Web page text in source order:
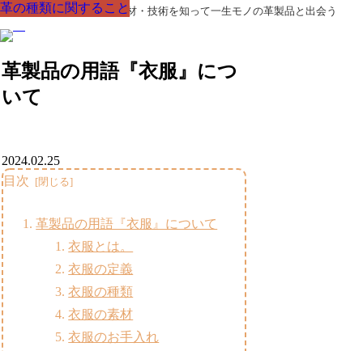
革製品の部品の呼び名・素材・技術を知って一生モノの革製品と出会う
革製品の用語『衣服』につ
いて
革の種類に関すること
2024.02.25
目次
革製品の用語『衣服』について
衣服とは。
衣服の定義
衣服の種類
衣服の素材
衣服のお手入れ
革の種類に関すること
革の種類に関すること
革の種類に関すること
革の種類に関すること
革の種類に関すること
革の種類に関すること